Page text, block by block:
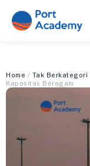
Home / Tak Berkategori
Kapasitas Beragam